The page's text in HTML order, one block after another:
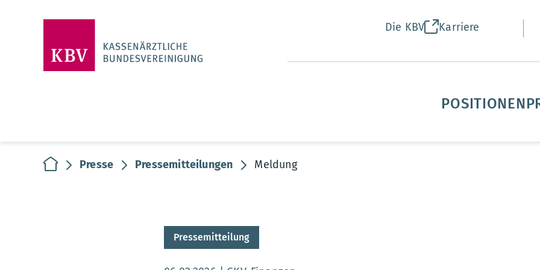
Die KBV Karriere
POSITIONEN
zur Startseite
Presse Pressemitteilungen Meldung
Pressemitteilung